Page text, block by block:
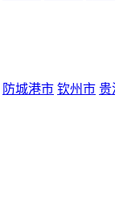
防城港市 钦州市 贵